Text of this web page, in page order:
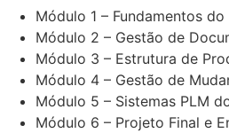
Módulo 1 – Fundamentos
Módulo 2 – Gestão de
Módulo 3 – Estrutura de
Módulo 4 – Gestão de
Módulo 5 – Sistemas PLM
Módulo 6 – Projeto Final e